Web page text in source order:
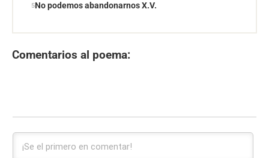
No podemos abandonarnos X.V.
Comentarios al poema: